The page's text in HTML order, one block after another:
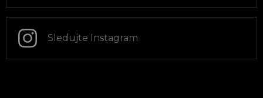
Sledujte Instagram